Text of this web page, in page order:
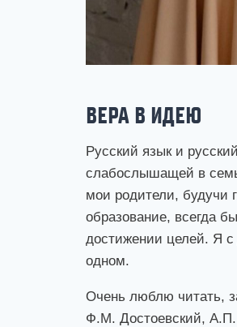
ВЕРА В ИДЕЮ
Русский язык и
слабослышащей в
мои родители, будучи
образование, всегда
достижении целей. Я с
одном.
Очень люблю читать,
Ф.М. Достоевский, А.П.